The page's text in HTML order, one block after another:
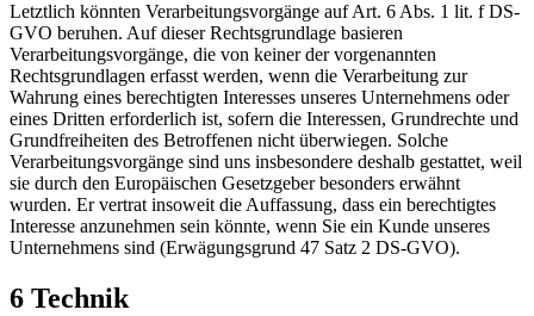
Letztlich könnten Verarbeitungsvorgänge auf Art. 6 Abs. 1 lit. f DS-
GVO beruhen. Auf dieser Rechtsgrundlage basieren
Verarbeitungsvorgänge, die von keiner der vorgenannten
Rechtsgrundlagen erfasst werden, wenn die Verarbeitung zur
Wahrung eines berechtigten Interesses unseres Unternehmens oder
eines Dritten erforderlich ist, sofern die Interessen, Grundrechte und
Grundfreiheiten des Betroffenen nicht überwiegen. Solche
Verarbeitungsvorgänge sind uns insbesondere deshalb gestattet, weil
sie durch den Europäischen Gesetzgeber besonders erwähnt
wurden. Er vertrat insoweit die Auffassung, dass ein berechtigtes
Interesse anzunehmen sein könnte, wenn Sie ein Kunde unseres
Unternehmens sind (Erwägungsgrund 47 Satz 2 DS-GVO).
6 Technik